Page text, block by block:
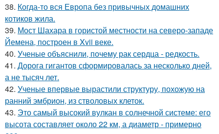
38. Когда-то вся Европа без привычных домашних
котиков жила.
39. Мост Шахара в гористой местности на северо-западе
Йемена, построен в Xvii веке.
40. Ученые объяснили, почему рак сердца - редкость.
41. Дорога гигантов сформировалась за несколько дней,
а не тысяч лет.
42. Ученые впервые вырастили структуру, похожую на
ранний эмбрион, из стволовых клеток.
43. Это самый высокий вулкан в солнечной системе: его
высота составляет около 22 км, а диаметр - примерно